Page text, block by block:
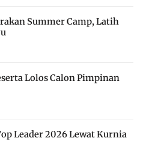
Summer Camp, Latih
Lolos Calon Pimpinan
Leader 2026 Lewat Kurnia